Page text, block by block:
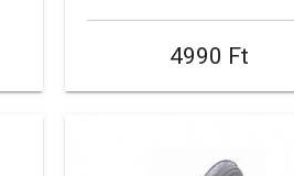
4990 Ft